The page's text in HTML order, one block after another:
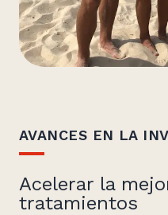
AVANCES EN LA
Acelerar la
tratamientos